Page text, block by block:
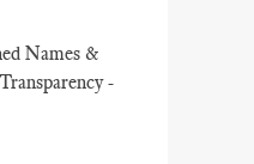
Names &
-